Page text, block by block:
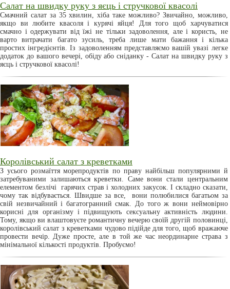
Салат на швидку руку з яєць і стручкової квасолі
Смачний салат за 35 хвилин, хіба таке можливо? Звичайно, можливо,
якщо ви любите квасоля і курячі яйця! Для того щоб харчуватися
смачно і одержувати від їжі не тільки задоволення, але і користь, не
варто витрачати багато зусиль, треба лише мати бажання і кілька
простих інгредієнтів. Із задоволенням представляємо вашій увазі легке
додаток до вашого вечері, обіду або сніданку - Салат на швидку руку з
яєць і стручкової квасолі!
Королівський салат з креветками
З усього розмаїття морепродуктів по праву найбільш популярними й
затребуваними залишаються креветки. Саме вони стали центральним
елементом безлічі гарячих страв і холодних закусок. І складно сказати,
чому так відбувається. Швидше за все, вони полюбилися багатьом за
свій незвичайний і багатогранний смак. До того ж вони неймовірно
корисні для організму і підвищують сексуальну активність людини.
Тому, якщо ви влаштовуєте романтичну вечерю своїй другій половинці,
королівський салат з креветками чудово підійде для того, щоб вражаюче
провести вечір. Дуже просте, але в той же час неординарне страва з
мінімальної кількості продуктів. Пробуємо!